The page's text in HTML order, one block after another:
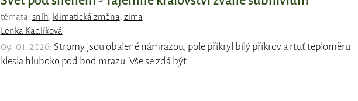
témata: sníh klimatická změna zima
Lenka Kadlíková
09. 01. 2026: Stromy jsou obalené námrazou, pole přikryl bílý příkrov a rtuť teploměru
klesla hluboko pod bod mrazu. Vše se zdá být…